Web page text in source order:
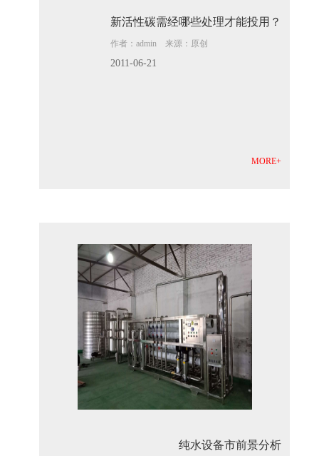
新活性碳需经哪些处理才能投用？
作者：admin 来源：原创
2011-06-21
MORE+
纯水设备市前景分析